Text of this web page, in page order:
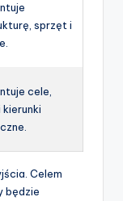
sprzęt i
cele,
kierunki
Celem
będzie